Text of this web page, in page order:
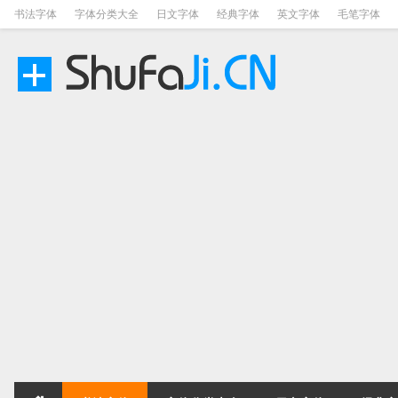
书法字体 字体分类大全 日文字体 经典字体 英文字体 毛笔字体